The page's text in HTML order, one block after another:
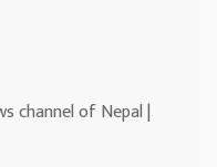
channel of Nepal |